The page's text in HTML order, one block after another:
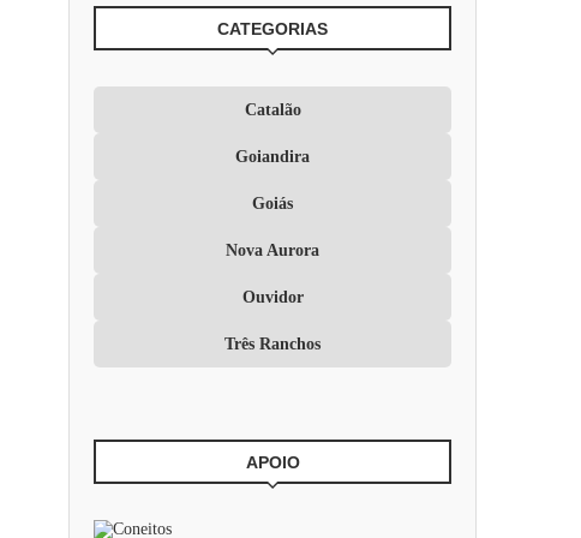
CATEGORIAS
Catalão
Goiandira
Goiás
Nova Aurora
Ouvidor
Três Ranchos
APOIO